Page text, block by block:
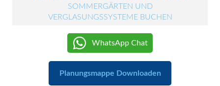
SOMMERGÄRTEN UND
VERGLASUNGSSYSTEME BUCHEN
WhatsApp Chat
Planungsmappe Downloaden